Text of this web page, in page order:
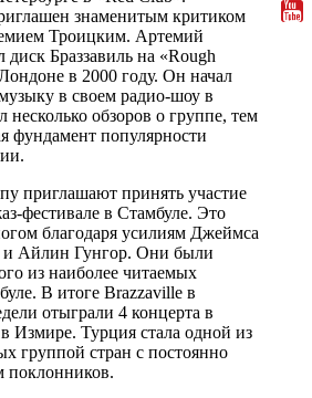
знаменитым критиком
Троицким. Артемий
Браззавиль на «Rough
в 2000 году. Он начал
в своем радио-шоу в
несколько обзоров о группе, тем
фундамент популярности
приглашают принять участие
фестивале в Стамбуле. Это
благодаря усилиям Джеймса
и Айлин Гунгор. Они были
из наиболее читаемых
В итоге Brazzaville в
отыграли 4 концерта в
Измире. Турция стала одной из
группой стран с постоянно
поклонников.